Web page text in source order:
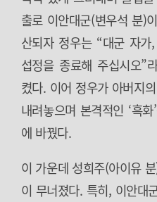
출로 이안대군(변우석 분)
산되자 정우는 “대군 자
섭정을 종료해 주십시오”
켰다. 이어 정우가 아버지
내려놓으며 본격적인 ‘흑
에 바꿨다.
이 가운데 성희주(아이유
이 무너졌다. 특히, 이안대